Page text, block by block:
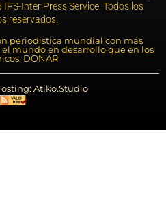
Inter Press Service. Todos los
reservados.
periodística mundial con más
el mundo en desarrollo que en los
DONAR
Atiko.Studio